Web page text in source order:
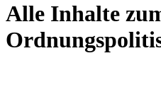
Alle Inhalte